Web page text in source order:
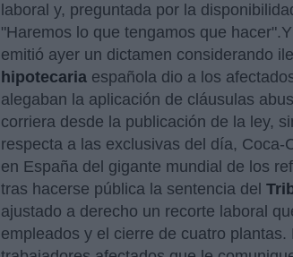
laboral y, preguntada por la
"Haremos lo que tengamos que hacer".Y
emitió ayer un dictamen considerando
hipotecaria española dio a los
alegaban la aplicación de cláusulas
corriera desde la publicación de la ley,
respecta a las exclusivas del día,
en España del gigante mundial de los
tras hacerse pública la sentencia del
ajustado a derecho un recorte laboral
empleados y el cierre de cuatro